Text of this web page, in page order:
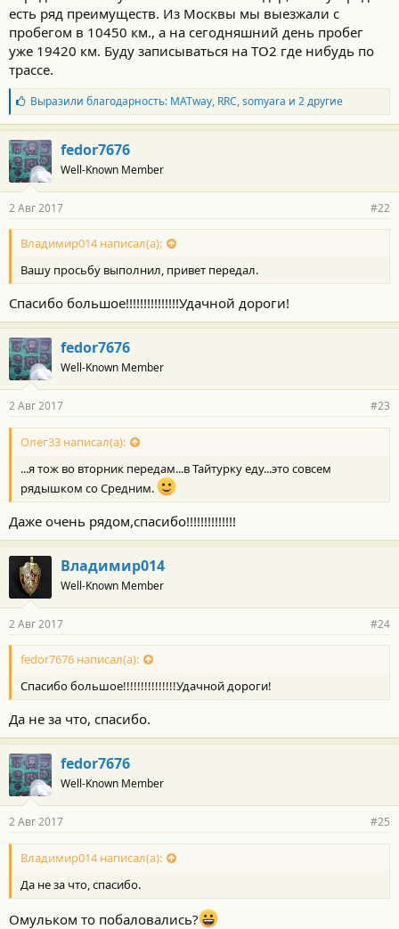
есть ряд преимуществ. Из Москвы мы выезжали с
пробегом в 10450 км., а на сегодняшний день пробег
уже 19420 км. Буду записываться на ТО2 где нибудь по
трассе.
Б
л
а
г
о
д
а
н
о
с
и
:
Выразили благодарность: MATway, RRC,somyara и 2 другие
fedor7676
Well-Known Member
2 Авг 2017 #22
Владимир014 написал(а):
Вашу просьбу выполнил, привет передал.
Спасибо большое!!!!!!!!!!!!!!!Удачной дороги!
fedor7676
Well-Known Member
2 Авг 2017 #23
Олег33 написал(а):
...я тож во вторник передам...в Тайтурку еду...это совсем
рядышком со Средним.
Даже очень рядом,спасибо!!!!!!!!!!!!!!
Владимир014
Well-Known Member
2 Авг 2017 #24
fedor7676 написал(а):
Спасибо большое!!!!!!!!!!!!!!!Удачной дороги!
Да не за что, спасибо.
fedor7676
Well-Known Member
2 Авг 2017 #25
Владимир014 написал(а):
Да не за что, спасибо.
Омульком то побаловались?